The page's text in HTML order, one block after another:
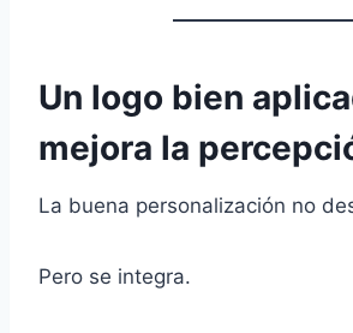
Un logo bien
mejora la
La buena personalización no
Pero se integra.